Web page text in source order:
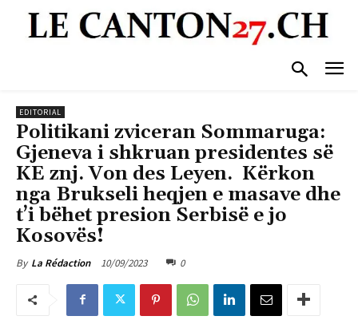
EDITORIAL
Politikani zviceran Sommaruga:
Gjeneva i shkruan presidentes së
KE znj. Von des Leyen. Kërkon
nga Brukseli heqjen e masave dhe
t’i bëhet presion Serbisë e jo
Kosovës!
By La Rédaction 10/09/2023 0